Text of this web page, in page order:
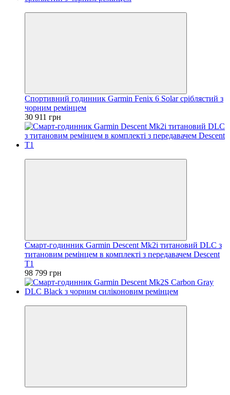
Спортивний годинник Garmin Fenix 6 Solar сріблястий з
чорним ремінцем
30 911 грн
Смарт-годинник Garmin Descent Mk2i титановий DLC з
титановим ремінцем в комплекті з передавачем Descent
T1
98 799 грн